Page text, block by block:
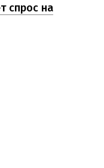
спрос на